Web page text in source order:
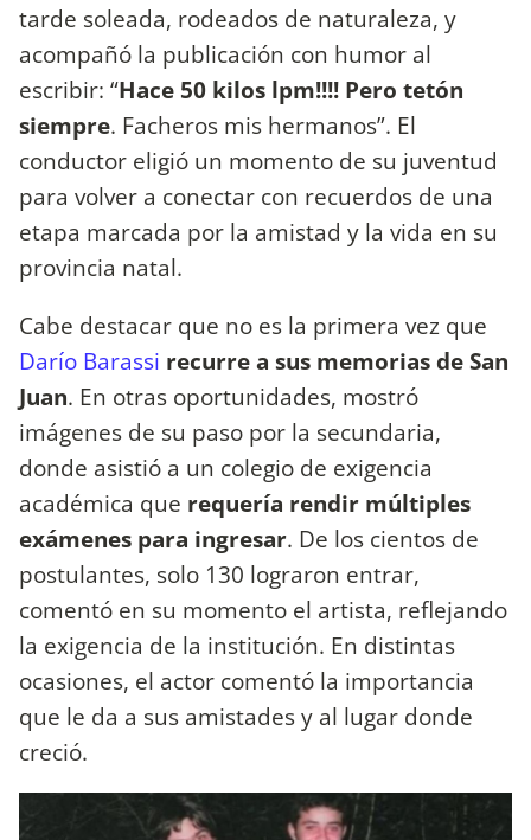
tarde soleada, rodeados de naturaleza, y
acompañó la publicación con humor al
escribir: “Hace 50 kilos lpm!!!! Pero tetón
siempre. Facheros mis hermanos”. El
conductor eligió un momento de su juventud
para volver a conectar con recuerdos de una
etapa marcada por la amistad y la vida en su
provincia natal.
Cabe destacar que no es la primera vez que
Darío Barassi recurre a sus memorias de San
Juan. En otras oportunidades, mostró
imágenes de su paso por la secundaria,
donde asistió a un colegio de exigencia
académica que requería rendir múltiples
exámenes para ingresar. De los cientos de
postulantes, solo 130 lograron entrar,
comentó en su momento el artista, reflejando
la exigencia de la institución. En distintas
ocasiones, el actor comentó la importancia
que le da a sus amistades y al lugar donde
creció.